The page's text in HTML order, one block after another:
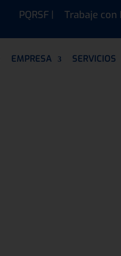
PQRSF | Trabaje con
EMPRESA SERVICIOS